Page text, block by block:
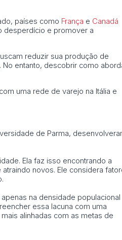
países como França e Canadá
desperdício e promover a
reduzir sua produção de
entanto, descobrir como
uma rede de varejo na Itália e
de Parma,
Ela faz isso encontrando a
novos. Ele considera
na densidade populacional
essa lacuna com uma
alinhadas com as metas de